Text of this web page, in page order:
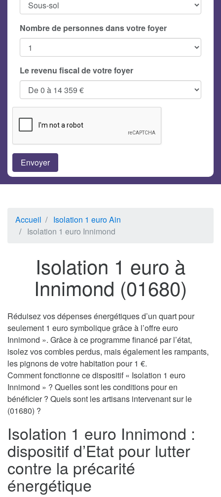
Nombre de personnes dans votre foyer
Le revenu fiscal de votre foyer
Accueil
Isolation 1 euro Ain
Isolation 1 euro Innimond
Isolation 1 euro à
Innimond (01680)
Réduisez vos dépenses énergétiques d’un quart pour
seulement 1 euro symbolique grâce à l’offre euro
Innimond ». Grâce à ce programme financé par l’état,
isolez vos combles perdus, mais également les rampants,
les pignons de votre habitation pour 1 €.
Comment fonctionne ce dispositif « Isolation 1 euro
Innimond » ? Quelles sont les conditions pour en
bénéficier ? Quels sont les artisans intervenant sur le
(01680) ?
Isolation 1 euro Innimond :
dispositif d’Etat pour lutter
contre la précarité
énergétique